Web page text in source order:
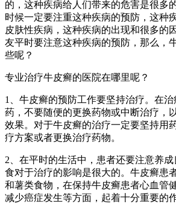
的，这种疾病给人们带来的危害是很多
时候一定要注重这种疾病的预防，这种
皮肤性疾病，这种疾病的出现和很多的
友平时要注意这种疾病的预防，那么，
些呢？
专业治疗牛皮癣的医院在哪里呢？
1、牛皮癣的预防工作要坚持治疗。在
药，不要随便的更换药物或中断治疗，
效果。对于牛皮癣的治疗一定要坚持用
疗方案或者更换治疗药物。
2、在平时的生活中，患者还要注意养
食对于治疗的影响是很大的。牛皮癣患
和薯类食物，在保持牛皮癣患者心血管
减少癌症发生等方面，起着十分重要的